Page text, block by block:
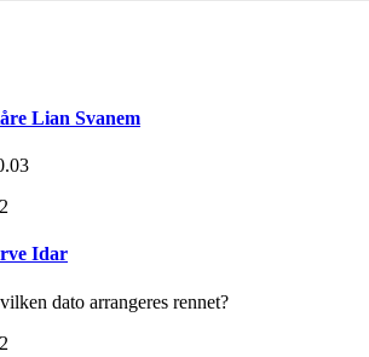
Lian Svanem
Idar
dato arrangeres rennet?